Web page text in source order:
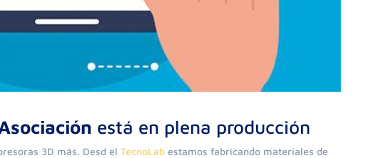
está en plena producción
3D más. Desd elTecnoLab estamos fabricando materiales de